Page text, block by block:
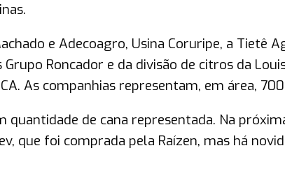
e Adecoagro, Usina Coruripe, a Tietê
Roncador e da divisão de citros da
As companhias representam, em área,
de cana representada. Na
que foi comprada pela Raízen, mas há